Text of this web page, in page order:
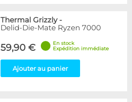
Thermal Grizzly-
Delid-Die-Mate Ryzen 7000
59,90 €
En stock
Expédition immédiate
Ajouter au panier